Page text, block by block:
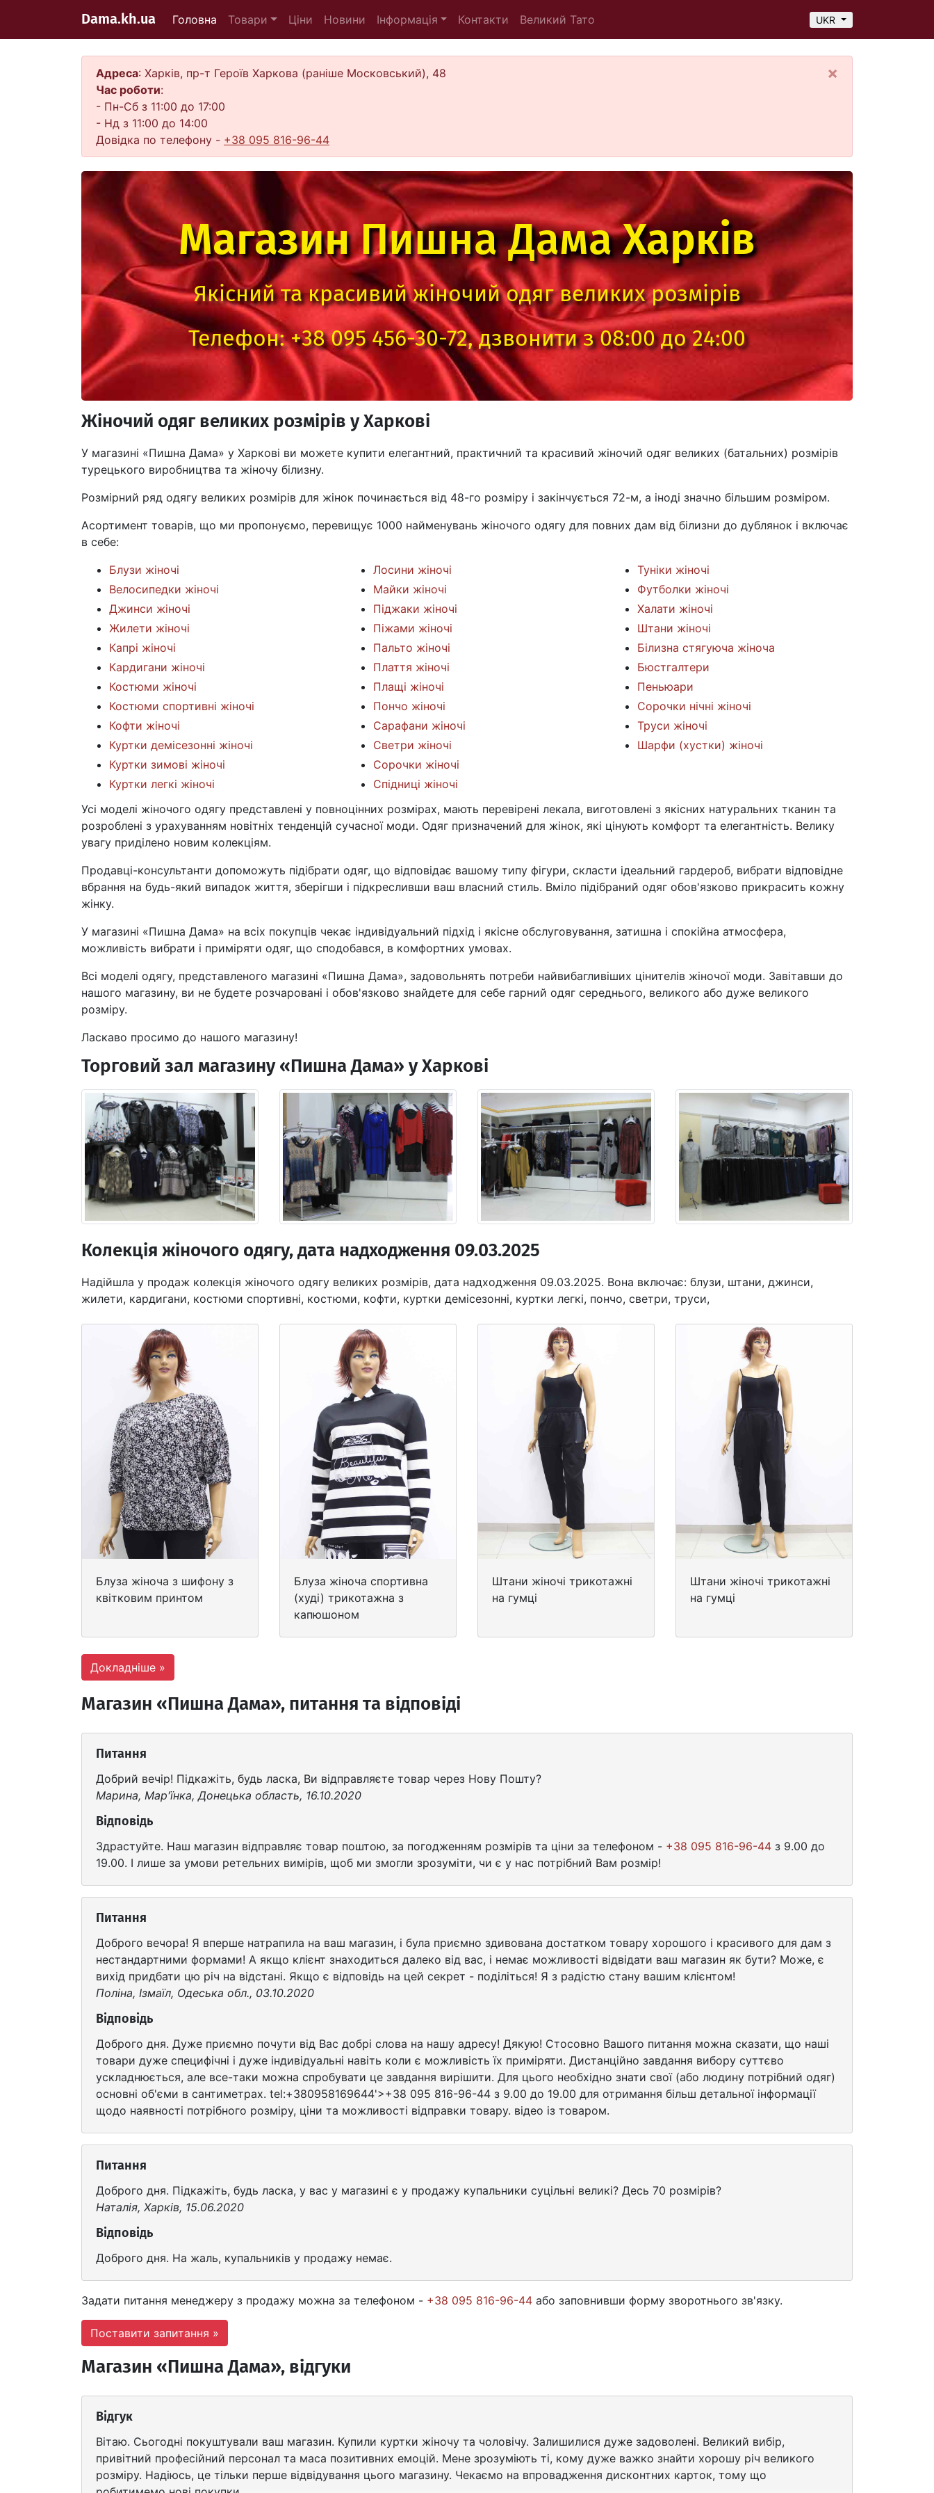
Dama.kh.ua Головна (current)
Товари Ціни Новини Інформація Контакти Великий Тато UKR
Адреса: Харків, пр-т Героїв Харкова (раніше Московський), 48
Час роботи:
- Пн-Сб з 11:00 до 17:00
- Нд з 11:00 до 14:00
Довідка по телефону - +38 095 816-96-44
×
МагазинПишна ДамаХарків
Якісний та красивий жіночий одяг великих розмірів
Телефон:+38 095 456-30-72, дзвонити з 08:00 до 24:00
Жіночий одяг великих розмірів у Харкові
У магазині «Пишна Дама» у Харкові ви можете купити елегантний, практичний та красивий жіночий одяг великих (батальних) розмірів
турецького виробництва та жіночу білизну.
Розмірний ряд одягу великих розмірів для жінок починається від 48-го розміру і закінчується 72-м, а іноді значно більшим розміром.
Асортимент товарів, що ми пропонуємо, перевищує 1000 найменувань жіночого одягу для повних дам від білизни до дублянок і включає
в себе:
Блузи жіночі
Велосипедки жіночі
Джинси жіночі
Жилети жіночі
Капрі жіночі
Кардигани жіночі
Костюми жіночі
Костюми спортивні жіночі
Кофти жіночі
Куртки демісезонні жіночі
Куртки зимові жіночі
Куртки легкі жіночі
Лосини жіночі
Майки жіночі
Піджаки жіночі
Піжами жіночі
Пальто жіночі
Плаття жіночі
Плащі жіночі
Пончо жіночі
Сарафани жіночі
Светри жіночі
Сорочки жіночі
Спідниці жіночі
Туніки жіночі
Футболки жіночі
Халати жіночі
Штани жіночі
Білизна стягуюча жіноча
Бюстгалтери
Пеньюари
Сорочки нічні жіночі
Труси жіночі
Шарфи (хустки) жіночі
Усі моделі жіночого одягу представлені у повноцінних розмірах, мають перевірені лекала, виготовлені з якісних натуральних тканин та
розроблені з урахуванням новітніх тенденцій сучасної моди. Одяг призначений для жінок, які цінують комфорт та елегантність. Велику
увагу приділено новим колекціям.
Продавці-консультанти допоможуть підібрати одяг, що відповідає вашому типу фігури, скласти ідеальний гардероб, вибрати відповідне
вбрання на будь-який випадок життя, зберігши і підкресливши ваш власний стиль. Вміло підібраний одяг обов'язково прикрасить кожну
жінку.
У магазині «Пишна Дама» на всіх покупців чекає індивідуальний підхід і якісне обслуговування, затишна і спокійна атмосфера,
можливість вибрати і приміряти одяг, що сподобався, в комфортних умовах.
Всі моделі одягу, представленого магазині «Пишна Дама», задовольнять потреби найвибагливіших цінителів жіночої моди. Завітавши до
нашого магазину, ви не будете розчаровані і обов'язково знайдете для себе гарний одяг середнього, великого або дуже великого
розміру.
Ласкаво просимо до нашого магазину!
Торговий зал магазину «Пишна Дама» у Харкові
Колекція жіночого одягу, дата надходження 09.03.2025
Надійшла у продаж колекція жіночого одягу великих розмірів, дата надходження 09.03.2025. Вона включає: блузи, штани, джинси,
жилети, кардигани, костюми спортивні, костюми, кофти, куртки демісезонні, куртки легкі, пончо, светри, труси,
Блуза жіноча з шифону з
квітковим принтом
Блуза жіноча спортивна
(худі) трикотажна з
капюшоном
Штани жіночі трикотажні
на гумці
Штани жіночі трикотажні
на гумці
Докладніше »
Магазин «Пишна Дама», питання та відповіді
Питання
Добрий вечір! Підкажіть, будь ласка, Ви відправляєте товар через Нову Пошту?
Марина, Мар'їнка, Донецька область, 16.10.2020
Відповідь
Здрастуйте. Наш магазин відправляє товар поштою, за погодженням розмірів та ціни за телефоном - +38 095 816-96-44 з 9.00 до
19.00. І лише за умови ретельних вимірів, щоб ми змогли зрозуміти, чи є у нас потрібний Вам розмір!
Питання
Доброго вечора! Я вперше натрапила на ваш магазин, і була приємно здивована достатком товару хорошого і красивого для дам з
нестандартними формами! А якщо клієнт знаходиться далеко від вас, і немає можливості відвідати ваш магазин як бути? Може, є
вихід придбати цю річ на відстані. Якщо є відповідь на цей секрет - поділіться! Я з радістю стану вашим клієнтом!
Поліна, Ізмаїл, Одеська обл., 03.10.2020
Відповідь
Доброго дня. Дуже приємно почути від Вас добрі слова на нашу адресу! Дякую! Стосовно Вашого питання можна сказати, що наші
товари дуже специфічні і дуже індивідуальні навіть коли є можливість їх приміряти. Дистанційно завдання вибору суттєво
ускладнюється, але все-таки можна спробувати це завдання вирішити. Для цього необхідно знати свої (або людину потрібний одяг)
основні об'єми в сантиметрах. tel:+380958169644'>+38 095 816-96-44 з 9.00 до 19.00 для отримання більш детальної інформації
щодо наявності потрібного розміру, ціни та можливості відправки товару. відео із товаром.
Питання
Доброго дня. Підкажіть, будь ласка, у вас у магазині є у продажу купальники суцільні великі? Десь 70 розмірів?
Наталія, Харків, 15.06.2020
Відповідь
Доброго дня. На жаль, купальників у продажу немає.
Задати питання менеджеру з продажу можна за телефоном - +38 095 816-96-44 або заповнивши форму зворотнього зв'язку.
Поставити запитання »
Магазин «Пишна Дама», відгуки
Відгук
Вітаю. Сьогодні покуштували ваш магазин. Купили куртки жіночу та чоловічу. Залишилися дуже задоволені. Великий вибір,
привітний професійний персонал та маса позитивних емоцій. Мене зрозуміють ті, кому дуже важко знайти хорошу річ великого
розміру. Надіюсь, це тільки перше відвідування цього магазину. Чекаємо на впровадження дисконтних карток, тому що